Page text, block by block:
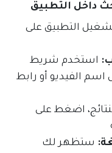
داخل التطبيق
التطبيق على
استخدم شريط
اسم الفيديو أو رابط
اضغط على
ستظهر لك